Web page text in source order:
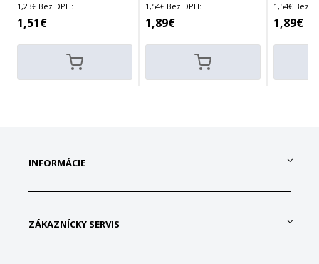
1,23€ Bez DPH:
1,51€
1,54€ Bez DPH:
1,89€
1,54€ Bez
1,89€
INFORMÁCIE
ZÁKAZNÍCKY SERVIS